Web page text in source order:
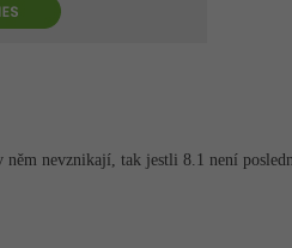
nevznikají, tak jestli 8.1 není